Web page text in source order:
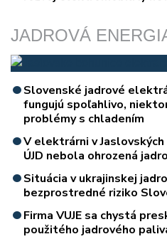
JADROVÁ
Slovenské jadrové
fungujú spoľahlivo,
problémy s chladením
V elektrárni v
ÚJD nebola ohrozená
Situácia v ukrajinskej
bezprostredné riziko
Firma VUJE sa chystá
použitého jadrového